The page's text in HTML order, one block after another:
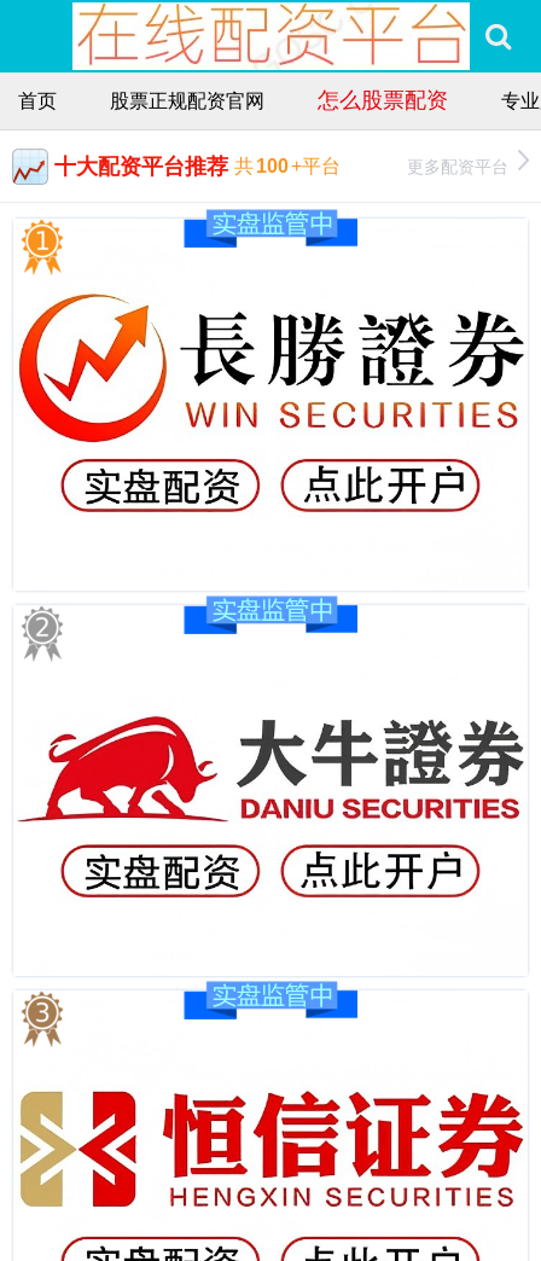
首页 股票正规配资官网 怎么股票配资 专
十大配资平台推荐 共100+平台 更多配资平台